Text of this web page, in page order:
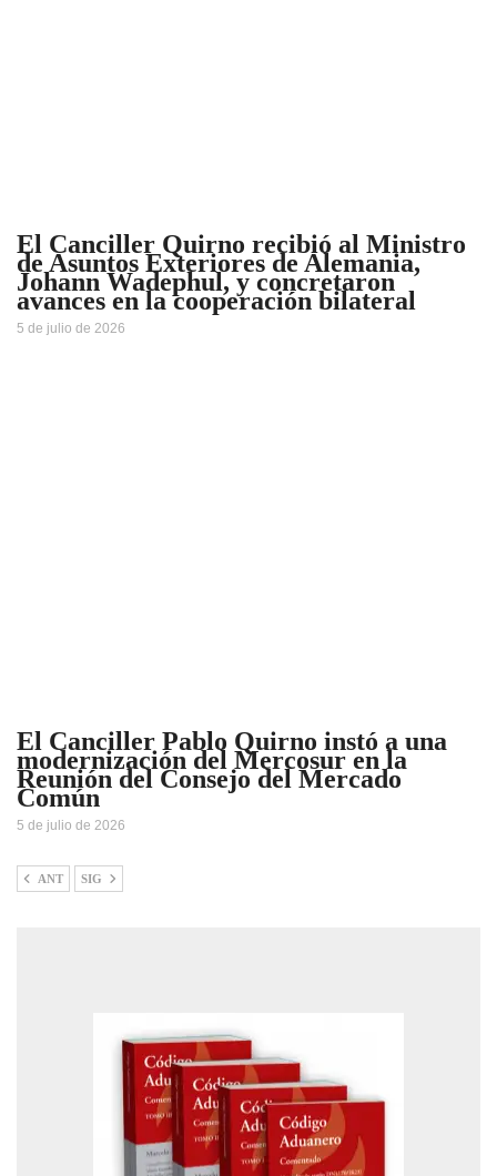
El Canciller Quirno recibió al Ministro
de Asuntos Exteriores de Alemania,
Johann Wadephul, y concretaron
avances en la cooperación bilateral
5 de julio de 2026
El Canciller Pablo Quirno instó a una
modernización del Mercosur en la
Reunión del Consejo del Mercado
Común
5 de julio de 2026
ANT SIG